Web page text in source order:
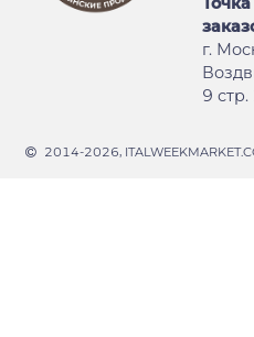
г.
9 стр.
2014-2026,